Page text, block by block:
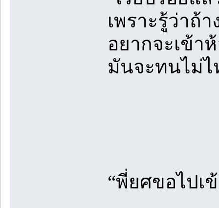
เพราะรู้ว่าถ้
อยากจะเข้า
มันจะทนไม่ไ
“พี่ยศขอไปเ